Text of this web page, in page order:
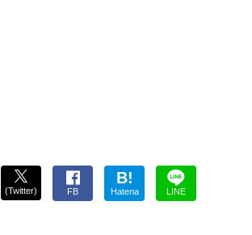
(Twitter) FB
B!
Hatena LINE